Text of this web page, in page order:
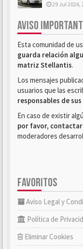
29 Jul 2026,
AVISO
Esta comunidad de
guarda relación
matriz Stellantis.
Los mensajes
usuarios que las
responsables de
En caso de existir
por favor,
moderadores
FAVORITOS
Aviso Legal y
Política de
Eliminar Cookies